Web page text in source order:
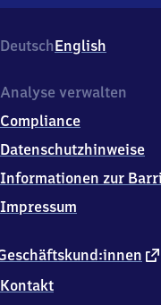
7,
7
3
3
Sachsenheim
DeutschEnglish
Kontakt
Analyse verwalten
Compliance
Datenschutzhinweise
Informationen zur
Impressum